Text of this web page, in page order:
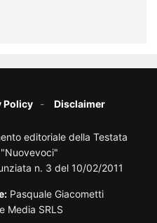
Policy Disclaimer
editoriale della Testata
n. 3 del 10/02/2011
Pasquale Giacometti
Media SRLS